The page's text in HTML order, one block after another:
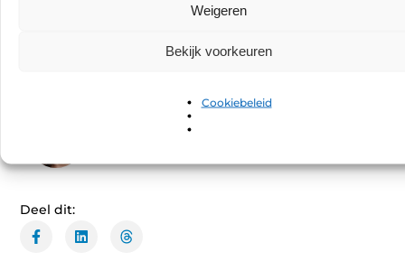
Weigeren
Bekijk voorkeuren
Cookiebeleid
GEPUBLICEERD DOOR
Elise van Kessel
Deel dit: